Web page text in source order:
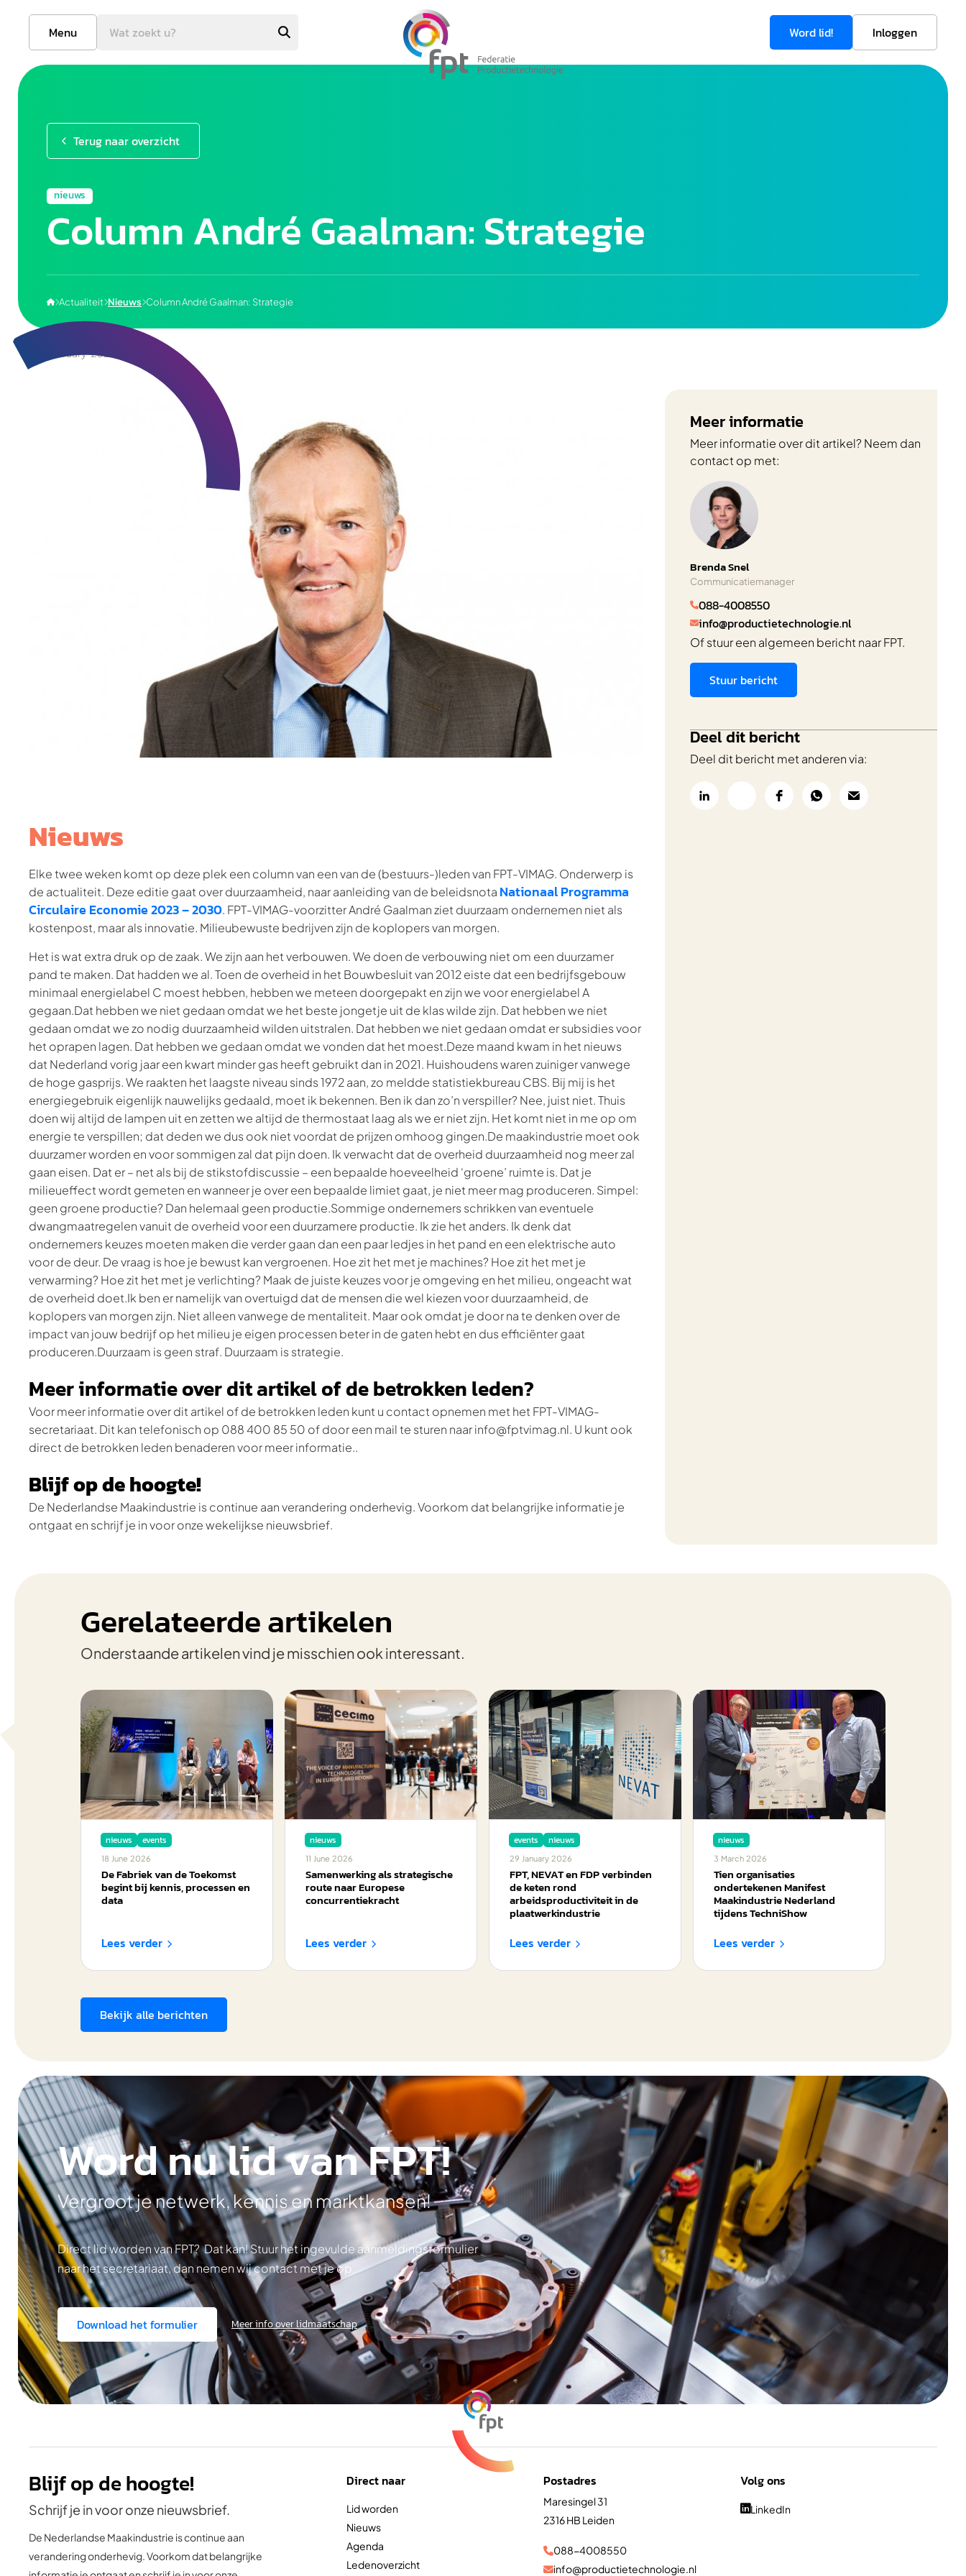
Menu Word lid! Inloggen
Terug naar overzicht
nieuws
Column André Gaalman: Strategie
Actualiteit Nieuws Column André Gaalman: Strategie
February 2023
Nieuws
Elke twee weken komt op deze plek een column van een van de (bestuurs-)leden van FPT-VIMAG. Onderwerp is
de actualiteit. Deze editie gaat over duurzaamheid, naar aanleiding van de beleidsnota Nationaal Programma
Circulaire Economie 2023 – 2030. FPT-VIMAG-voorzitter André Gaalman ziet duurzaam ondernemen niet als
kostenpost, maar als innovatie. Milieubewuste bedrijven zijn de koplopers van morgen.
Het is wat extra druk op de zaak. We zijn aan het verbouwen. We doen de verbouwing niet om een duurzamer
pand te maken. Dat hadden we al. Toen de overheid in het Bouwbesluit van 2012 eiste dat een bedrijfsgebouw
minimaal energielabel C moest hebben, hebben we meteen doorgepakt en zijn we voor energielabel A
gegaan.Dat hebben we niet gedaan omdat we het beste jongetje uit de klas wilde zijn. Dat hebben we niet
gedaan omdat we zo nodig duurzaamheid wilden uitstralen. Dat hebben we niet gedaan omdat er subsidies voor
het oprapen lagen. Dat hebben we gedaan omdat we vonden dat het moest.Deze maand kwam in het nieuws
dat Nederland vorig jaar een kwart minder gas heeft gebruikt dan in 2021. Huishoudens waren zuiniger vanwege
de hoge gasprijs. We raakten het laagste niveau sinds 1972 aan, zo meldde statistiekbureau CBS. Bij mij is het
energiegebruik eigenlijk nauwelijks gedaald, moet ik bekennen. Ben ik dan zo’n verspiller? Nee, juist niet. Thuis
doen wij altijd de lampen uit en zetten we altijd de thermostaat laag als we er niet zijn. Het komt niet in me op om
energie te verspillen; dat deden we dus ook niet voordat de prijzen omhoog gingen.De maakindustrie moet ook
duurzamer worden en voor sommigen zal dat pijn doen. Ik verwacht dat de overheid duurzaamheid nog meer zal
gaan eisen. Dat er – net als bij de stikstofdiscussie – een bepaalde hoeveelheid ‘groene’ ruimte is. Dat je
milieueffect wordt gemeten en wanneer je over een bepaalde limiet gaat, je niet meer mag produceren. Simpel:
geen groene productie? Dan helemaal geen productie.Sommige ondernemers schrikken van eventuele
dwangmaatregelen vanuit de overheid voor een duurzamere productie. Ik zie het anders. Ik denk dat
ondernemers keuzes moeten maken die verder gaan dan een paar ledjes in het pand en een elektrische auto
voor de deur. De vraag is hoe je bewust kan vergroenen. Hoe zit het met je machines? Hoe zit het met je
verwarming? Hoe zit het met je verlichting? Maak de juiste keuzes voor je omgeving en het milieu, ongeacht wat
de overheid doet.Ik ben er namelijk van overtuigd dat de mensen die wel kiezen voor duurzaamheid, de
koplopers van morgen zijn. Niet alleen vanwege de mentaliteit. Maar ook omdat je door na te denken over de
impact van jouw bedrijf op het milieu je eigen processen beter in de gaten hebt en dus efficiënter gaat
produceren.Duurzaam is geen straf. Duurzaam is strategie.
Meer informatie over dit artikel of de betrokken leden?
Voor meer informatie over dit artikel of de betrokken leden kunt u contact opnemen met het FPT-VIMAG-
secretariaat. Dit kan telefonisch op 088 400 85 50 of door een mail te sturen naar info@fptvimag.nl. U kunt ook
direct de betrokken leden benaderen voor meer informatie..
Blijf op de hoogte!
De Nederlandse Maakindustrie is continue aan verandering onderhevig. Voorkom dat belangrijke informatie je
ontgaat en schrijf je in voor onze wekelijkse nieuwsbrief.
Meer informatie
Meer informatie over dit artikel? Neem dan
contact op met:
Brenda Snel
Communicatiemanager
088-4008550
info@productietechnologie.nl
Of stuur een algemeen bericht naar FPT.
Stuur bericht
Deel dit bericht
Deel dit bericht met anderen via:
Gerelateerde artikelen
Onderstaande artikelen vind je misschien ook interessant.
nieuws events
18 June 2026
De Fabriek van de Toekomst
begint bij kennis, processen en
data
Lees verder 
nieuws
11 June 2026
Samenwerking als strategische
route naar Europese
concurrentiekracht
Lees verder 
events nieuws
29 January 2026
FPT, NEVAT en FDP verbinden
de keten rond
arbeidsproductiviteit in de
plaatwerkindustrie
Lees verder 
nieuws
3 March 2026
Tien organisaties
ondertekenen Manifest
Maakindustrie Nederland
tijdens TechniShow
Lees verder 
Bekijk alle berichten
Word nu lid van FPT!
Vergroot je netwerk, kennis en marktkansen!
Direct lid worden van FPT? Dat kan! Stuur het ingevulde aanmeldingsformulier
naar het secretariaat, dan nemen wij contact met je op.
Download het formulier Meer info over lidmaatschap
Blijf op de hoogte!
Schrijf je in voor onze nieuwsbrief.
De Nederlandse Maakindustrie is continue aan
verandering onderhevig. Voorkom dat belangrijke
Direct naar
Lid worden
Nieuws
Agenda
Ledenoverzicht
Postadres
Maresingel 31
2316 HB Leiden
088-4008550
info@productietechnologie.nl
Volg ons
LinkedIn